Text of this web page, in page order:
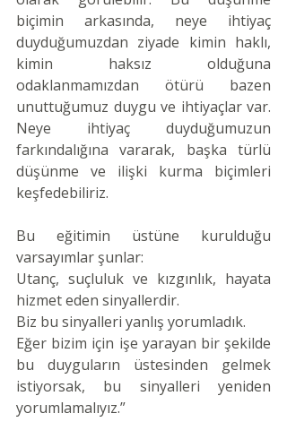
biçimin arkasında, neye ihtiyaç
duyduğumuzdan ziyade kimin haklı,
kimin haksız olduğuna
odaklanmamızdan ötürü bazen
unuttuğumuz duygu ve ihtiyaçlar var.
Neye ihtiyaç duyduğumuzun
farkındalığına vararak, başka türlü
düşünme ve ilişki kurma biçimleri
keşfedebiliriz.
Bu eğitimin üstüne kurulduğu
varsayımlar şunlar:
Utanç, suçluluk ve kızgınlık, hayata
hizmet eden sinyallerdir.
Biz bu sinyalleri yanlış yorumladık.
Eğer bizim için işe yarayan bir şekilde
bu duyguların üstesinden gelmek
istiyorsak, bu sinyalleri yeniden
yorumlamalıyız.”